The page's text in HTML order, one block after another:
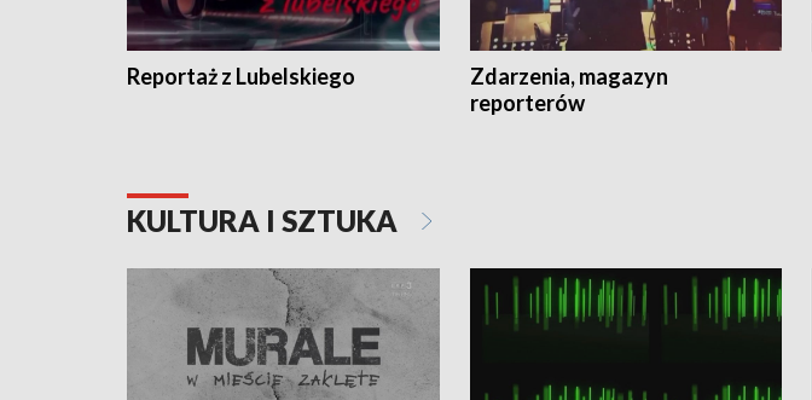
Reportaż z Lubelskiego
Zdarzenia, magazyn
reporterów
KULTURA I SZTUKA